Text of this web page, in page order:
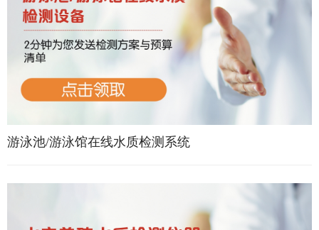
游泳池/游泳馆在线水质检测系统